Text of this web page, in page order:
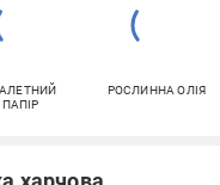
ПАПІР
РОСЛИННА ОЛІЯ